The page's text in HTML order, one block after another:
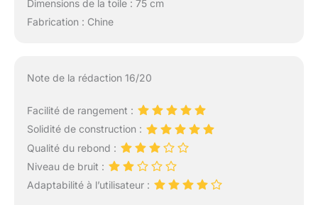
vos proches un
Dimensions de la toile : 75 cm
Fabrication : Chine
Note de la rédaction 16/20
Facilité de rangement :
Solidité de construction :
Qualité du rebond :
Niveau de bruit :
Adaptabilité à l’utilisateur :